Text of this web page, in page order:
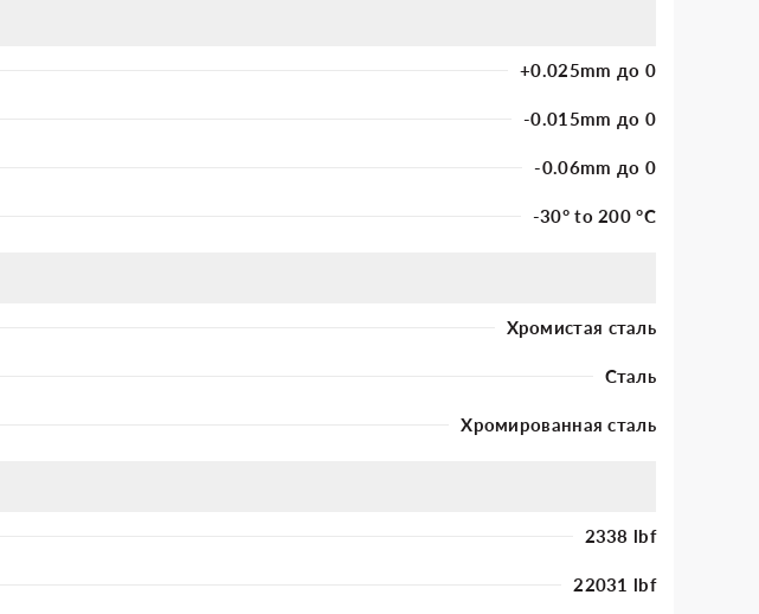
+0.025mm до 0
-0.015mm до 0
-0.06mm до 0
-30° to 200 °C
Хромистая сталь
Сталь
Хромированная сталь
2338 lbf
22031 lbf